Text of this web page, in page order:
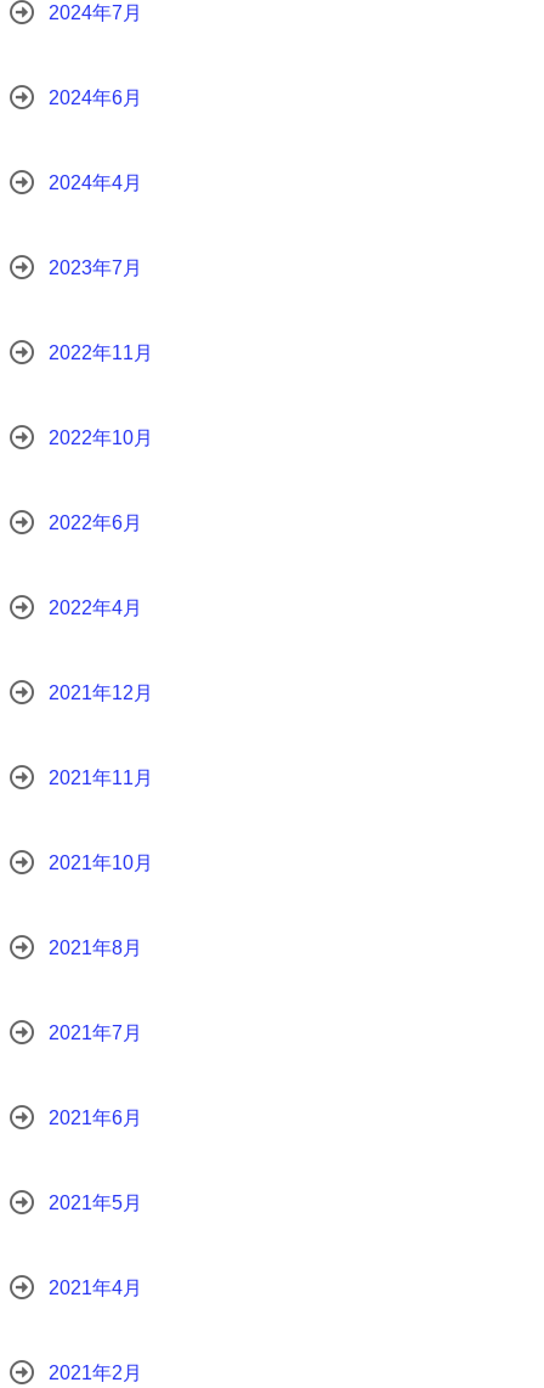
2024年7月
2024年6月
2024年4月
2023年7月
2022年11月
2022年10月
2022年6月
2022年4月
2021年12月
2021年11月
2021年10月
2021年8月
2021年7月
2021年6月
2021年5月
2021年4月
2021年2月